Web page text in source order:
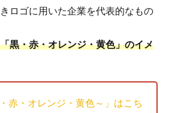
ロゴに用いた企業を代表的なもの
「黒・赤・オレンジ・黄色」のイメ
赤・オレンジ・黄色～」はこち